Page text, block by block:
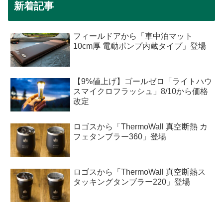
新着記事
フィールドアから「車中泊マット
10cm厚 電動ポンプ内蔵タイプ」登場
【9%値上げ】ゴールゼロ「ライトハウ
スマイクロフラッシュ」8/10から価格
改定
ロゴスから「ThermoWall 真空断熱 カ
フェタンブラー360」登場
ロゴスから「ThermoWall 真空断熱ス
タッキングタンブラー220」登場